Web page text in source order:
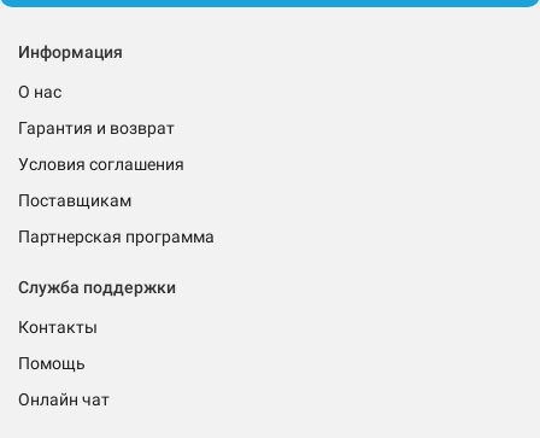
Информация
О нас
Гарантия и возврат
Условия соглашения
Поставщикам
Партнерская программа
Служба поддержки
Контакты
Помощь
Онлайн чат